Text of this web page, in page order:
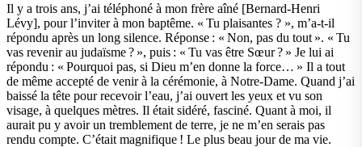
Il y a trois ans, j’ai téléphoné à mon frère aîné [Bernard-Henri
Lévy], pour l’inviter à mon baptême. « Tu plaisantes ? », m’a-t-il
répondu après un long silence. Réponse : « Non, pas du tout ». « Tu
vas revenir au judaïsme ? », puis : « Tu vas être Sœur ? » Je lui ai
répondu : « Pourquoi pas, si Dieu m’en donne la force… » Il a tout
de même accepté de venir à la cérémonie, à Notre-Dame. Quand j’ai
baissé la tête pour recevoir l’eau, j’ai ouvert les yeux et vu son
visage, à quelques mètres. Il était sidéré, fasciné. Quant à moi, il
aurait pu y avoir un tremblement de terre, je ne m’en serais pas
rendu compte. C’était magnifique ! Le plus beau jour de ma vie.